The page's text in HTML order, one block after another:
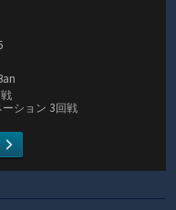
ーション 3回戦